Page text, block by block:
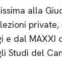
alla
dal MAXXI
Studi del